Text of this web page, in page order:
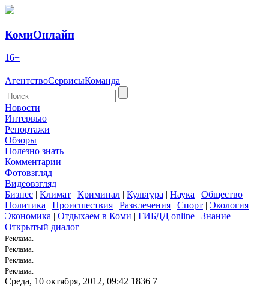
КомиОнлайн
16+
АгентствоСервисыКоманда
Новости
Интервью
Репортажи
Обзоры
Полезно знать
Комментарии
Фотовзгляд
Видеовзгляд
Бизнес | Климат | Криминал | Культура | Наука | Общество |
Политика | Происшествия | Развлечения | Спорт | Экология |
Экономика | Отдыхаем в Коми | ГИБДД online | Знание |
Открытый диалог
Реклама.
Реклама.
Реклама.
Реклама.
Среда, 10 октября, 2012, 09:42 1836 7